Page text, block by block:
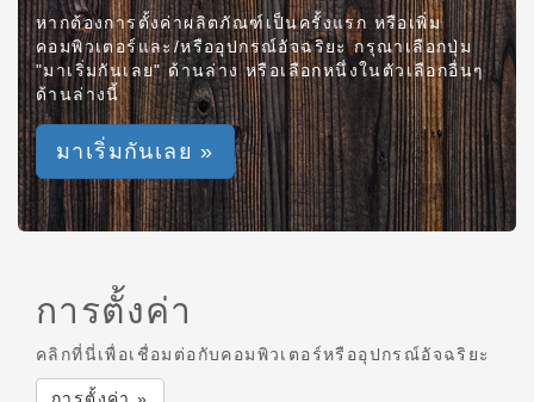
หากต้องการตั้งค่าผลิตภัณฑ์เป็นครั้งแรก หรือเพิ่ม
คอมพิวเตอร์และ/หรืออุปกรณ์อัจฉริยะ กรุณาเลือกปุ่ม
"มาเริ่มกันเลย" ด้านล่าง หรือเลือกหนึ่งในตัวเลือกอื่นๆ
ด้านล่างนี้
มาเริ่มกันเลย »
การตั้งค่า
คลิกที่นี่เพื่อเชื่อมต่อกับคอมพิวเตอร์หรืออุปกรณ์อัจฉริยะ